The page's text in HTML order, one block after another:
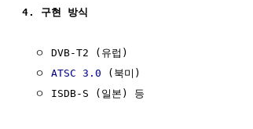
4. 구현 방식
  ㅇ DVB-T2 (유럽)
  ㅇ
ATSC 3.0 (북미)